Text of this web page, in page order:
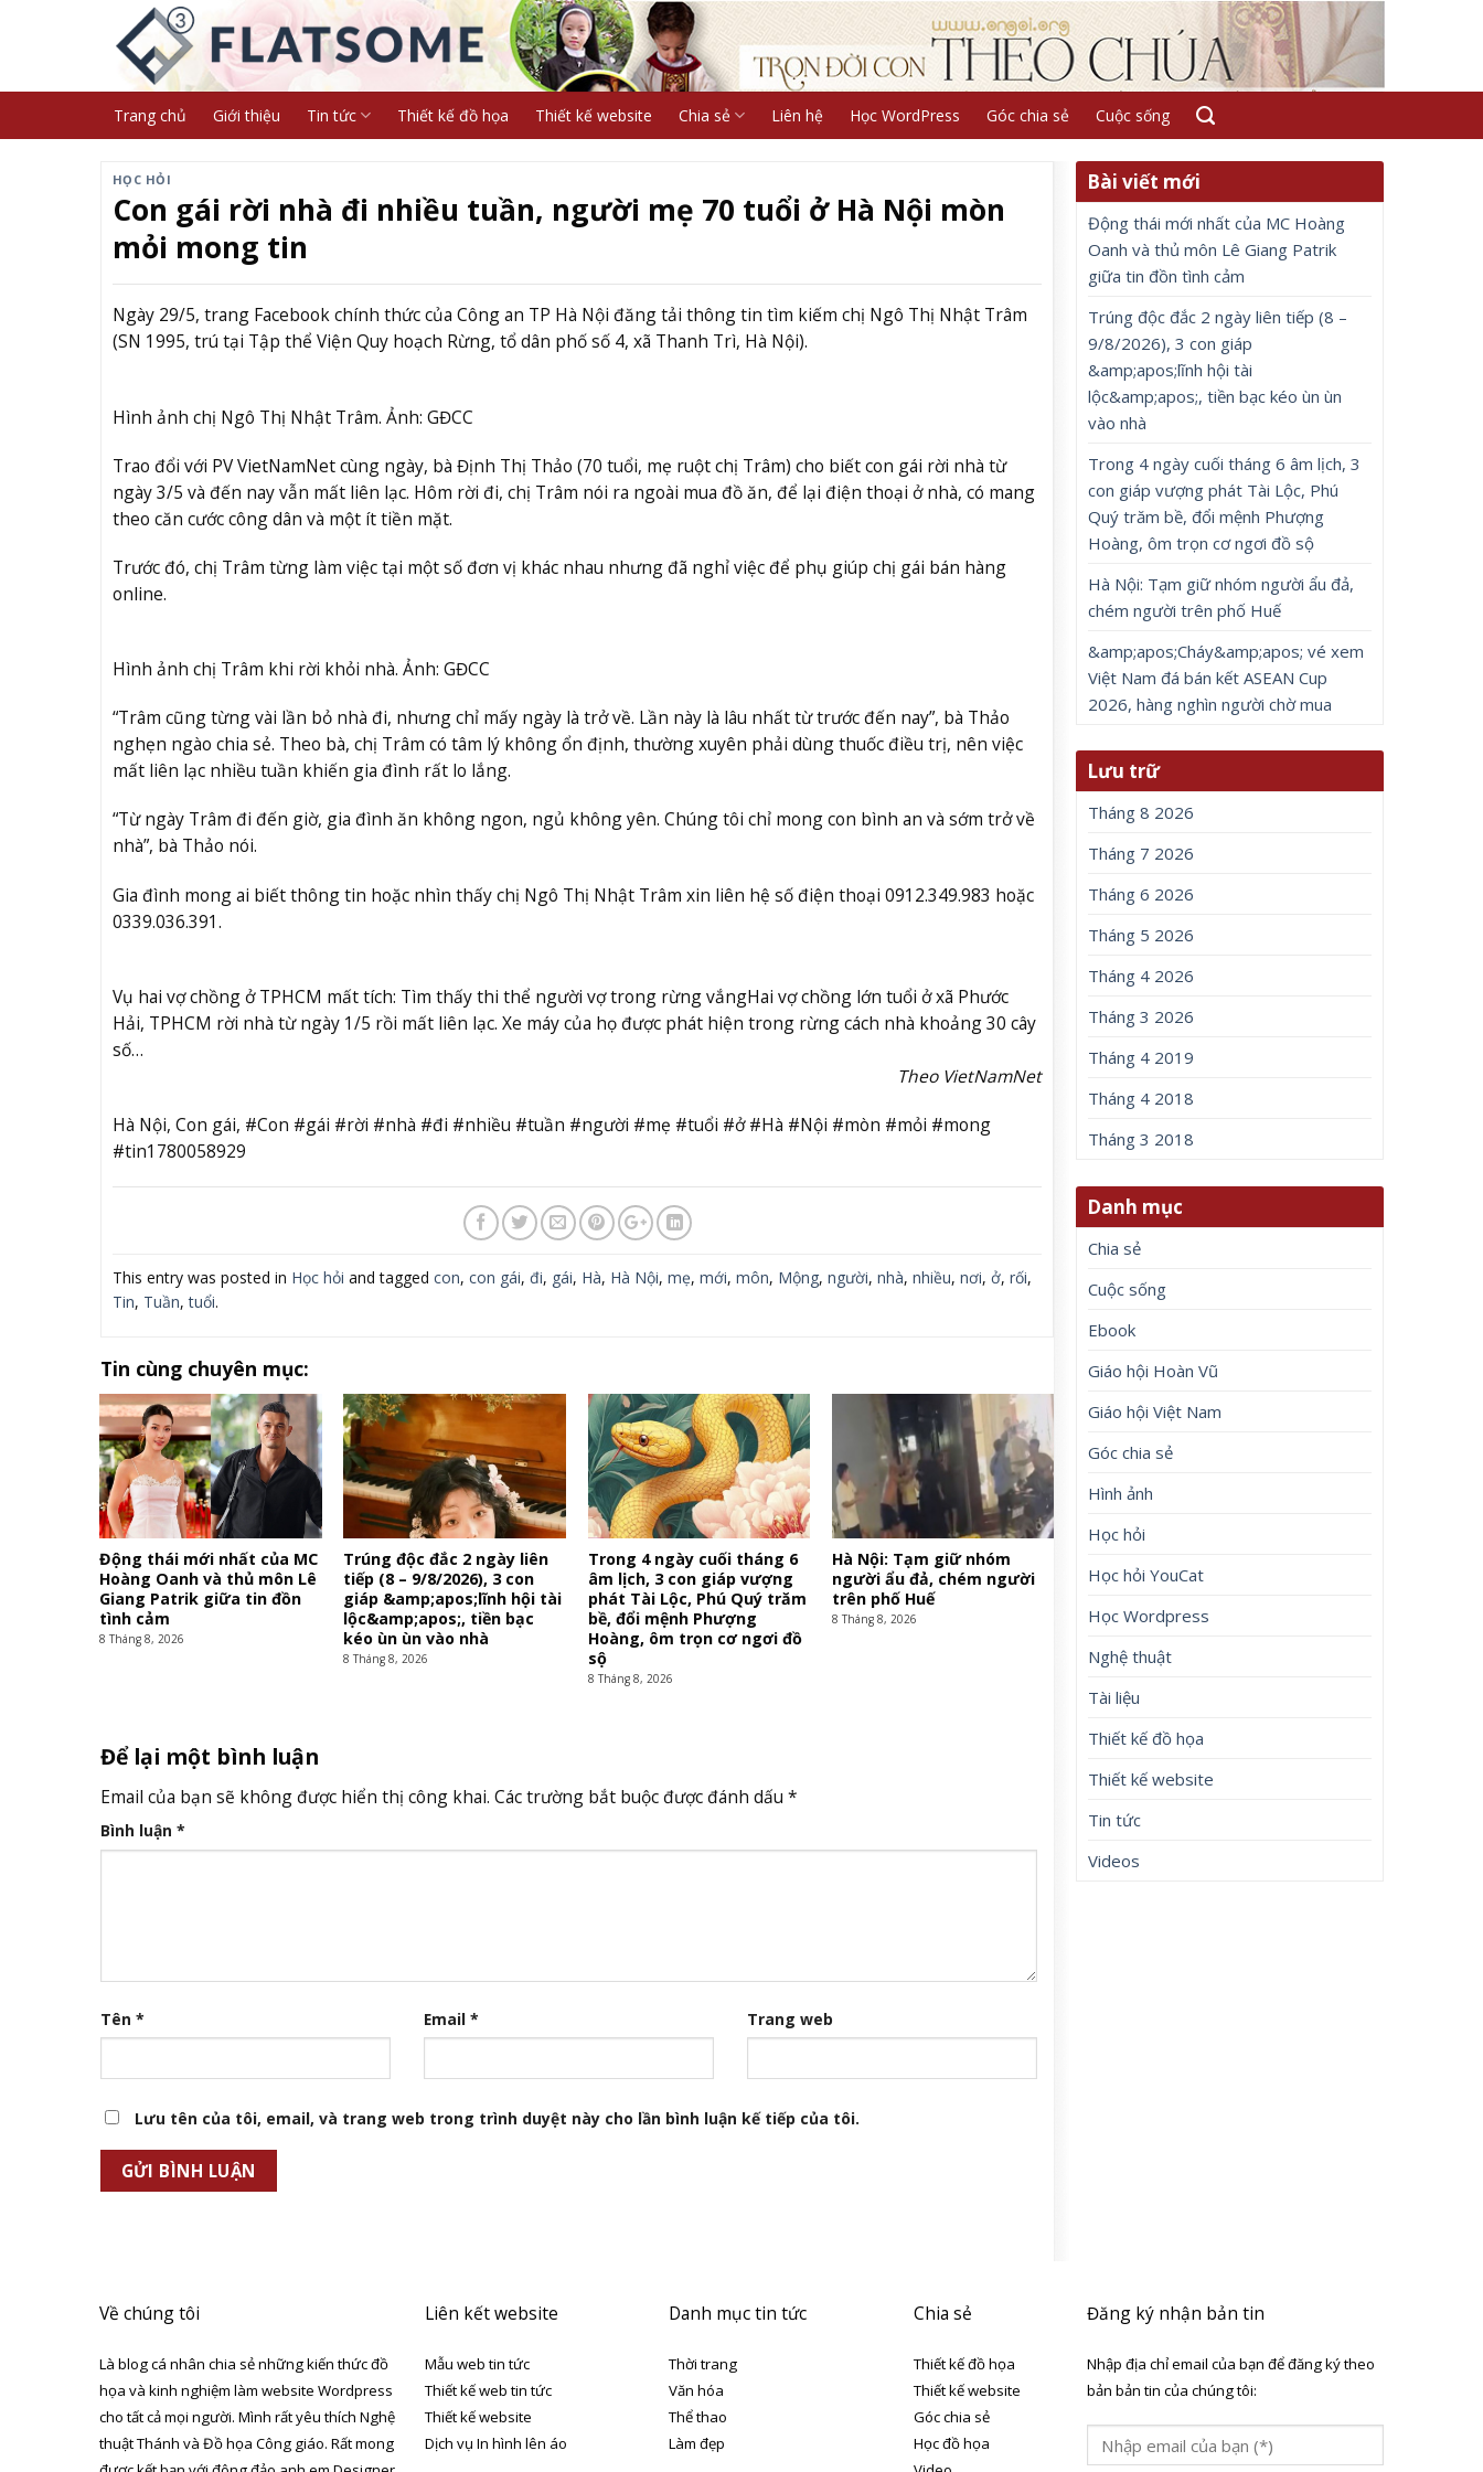
Trang chủ Giới thiệu Tin tức Thiết kế đồ họa Thiết kế website Chia sẻ Liên hệ Học WordPress Góc chia sẻ Cuộc sống
HỌC HỎI
Con gái rời nhà đi nhiều tuần, người mẹ 70 tuổi ở Hà Nội mòn
mỏi mong tin
Ngày 29/5, trang Facebook chính thức của Công an TP Hà Nội đăng tải thông tin tìm kiếm chị Ngô Thị Nhật Trâm
(SN 1995, trú tại Tập thể Viện Quy hoạch Rừng, tổ dân phố số 4, xã Thanh Trì, Hà Nội).
Hình ảnh chị Ngô Thị Nhật Trâm. Ảnh: GĐCC
Trao đổi với PV VietNamNet cùng ngày, bà Định Thị Thảo (70 tuổi, mẹ ruột chị Trâm) cho biết con gái rời nhà từ
ngày 3/5 và đến nay vẫn mất liên lạc. Hôm rời đi, chị Trâm nói ra ngoài mua đồ ăn, để lại điện thoại ở nhà, có mang
theo căn cước công dân và một ít tiền mặt.
Trước đó, chị Trâm từng làm việc tại một số đơn vị khác nhau nhưng đã nghỉ việc để phụ giúp chị gái bán hàng
online.
Hình ảnh chị Trâm khi rời khỏi nhà. Ảnh: GĐCC
“Trâm cũng từng vài lần bỏ nhà đi, nhưng chỉ mấy ngày là trở về. Lần này là lâu nhất từ trước đến nay”, bà Thảo
nghẹn ngào chia sẻ. Theo bà, chị Trâm có tâm lý không ổn định, thường xuyên phải dùng thuốc điều trị, nên việc
mất liên lạc nhiều tuần khiến gia đình rất lo lắng.
“Từ ngày Trâm đi đến giờ, gia đình ăn không ngon, ngủ không yên. Chúng tôi chỉ mong con bình an và sớm trở về
nhà”, bà Thảo nói.
Gia đình mong ai biết thông tin hoặc nhìn thấy chị Ngô Thị Nhật Trâm xin liên hệ số điện thoại 0912.349.983 hoặc
0339.036.391.
Vụ hai vợ chồng ở TPHCM mất tích: Tìm thấy thi thể người vợ trong rừng vắngHai vợ chồng lớn tuổi ở xã Phước
Hải, TPHCM rời nhà từ ngày 1/5 rồi mất liên lạc. Xe máy của họ được phát hiện trong rừng cách nhà khoảng 30 cây
số…
Theo VietNamNet
Hà Nội, Con gái, #Con #gái #rời #nhà #đi #nhiều #tuần #người #mẹ #tuổi #ở #Hà #Nội #mòn #mỏi #mong
#tin1780058929
This entry was posted in Học hỏi and tagged con, con gái, đi, gái, Hà, Hà Nội, mẹ, mới, môn, Mộng, người, nhà, nhiều, nơi, ở, rối,
Tin, Tuần,tuổi.
Tin cùng chuyên mục:
Động thái mới nhất của MC
Hoàng Oanh và thủ môn Lê
Giang Patrik giữa tin đồn
tình cảm
8 Tháng 8, 2026
Trúng độc đắc 2 ngày liên
tiếp (8 – 9/8/2026), 3 con
giáp &amp;apos;lĩnh hội tài
lộc&amp;apos;, tiền bạc
kéo ùn ùn vào nhà
8 Tháng 8, 2026
Trong 4 ngày cuối tháng 6
âm lịch, 3 con giáp vượng
phát Tài Lộc, Phú Quý trăm
bề, đổi mệnh Phượng
Hoàng, ôm trọn cơ ngơi đồ
sộ
8 Tháng 8, 2026
Hà Nội: Tạm giữ nhóm
người ẩu đả, chém người
trên phố Huế
8 Tháng 8, 2026
Để lại một bình luận
Email của bạn sẽ không được hiển thị công khai. Các trường bắt buộc được đánh dấu *
Bình luận *
Tên * Email * Trang web
Lưu tên của tôi, email, và trang web trong trình duyệt này cho lần bình luận kế tiếp của tôi.
Bài viết mới
Động thái mới nhất của MC Hoàng
Oanh và thủ môn Lê Giang Patrik
giữa tin đồn tình cảm
Trúng độc đắc 2 ngày liên tiếp (8 –
9/8/2026), 3 con giáp
&amp;apos;lĩnh hội tài
lộc&amp;apos;, tiền bạc kéo ùn ùn
vào nhà
Trong 4 ngày cuối tháng 6 âm lịch, 3
con giáp vượng phát Tài Lộc, Phú
Quý trăm bề, đổi mệnh Phượng
Hoàng, ôm trọn cơ ngơi đồ sộ
Hà Nội: Tạm giữ nhóm người ẩu đả,
chém người trên phố Huế
&amp;apos;Cháy&amp;apos; vé xem
Việt Nam đá bán kết ASEAN Cup
2026, hàng nghìn người chờ mua
Lưu trữ
Tháng 8 2026
Tháng 7 2026
Tháng 6 2026
Tháng 5 2026
Tháng 4 2026
Tháng 3 2026
Tháng 4 2019
Tháng 4 2018
Tháng 3 2018
Danh mục
Chia sẻ
Cuộc sống
Ebook
Giáo hội Hoàn Vũ
Giáo hội Việt Nam
Góc chia sẻ
Hình ảnh
Học hỏi
Học hỏi YouCat
Học Wordpress
Nghệ thuật
Tài liệu
Thiết kế đồ họa
Thiết kế website
Tin tức
Videos
Về chúng tôi
Là blog cá nhân chia sẻ những kiến thức đồ
họa và kinh nghiệm làm website Wordpress
cho tất cả mọi người. Mình rất yêu thích Nghệ
thuật Thánh và Đồ họa Công giáo. Rất mong
Liên kết website
Mẫu web tin tức
Thiết kế web tin tức
Thiết kế website
Dịch vụ In hình lên áo
Danh mục tin tức
Thời trang
Văn hóa
Thể thao
Làm đẹp
Chia sẻ
Thiết kế đồ họa
Thiết kế website
Góc chia sẻ
Học đồ họa
Đăng ký nhận bản tin
Nhập địa chỉ email của bạn để đăng ký theo
bản bản tin của chúng tôi: